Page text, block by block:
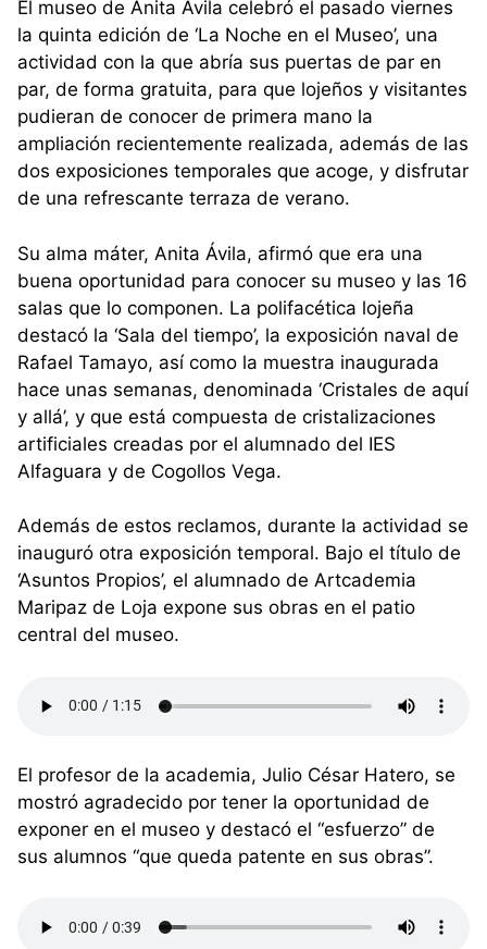
El museo de Anita Ávila celebró el pasado viernes
la quinta edición de ‘La Noche en el Museo’, una
actividad con la que abría sus puertas de par en
par, de forma gratuita, para que lojeños y visitantes
pudieran de conocer de primera mano la
ampliación recientemente realizada, además de las
dos exposiciones temporales que acoge, y disfrutar
de una refrescante terraza de verano.
Su alma máter, Anita Ávila, afirmó que era una
buena oportunidad para conocer su museo y las 16
salas que lo componen. La polifacética lojeña
destacó la ‘Sala del tiempo’, la exposición naval de
Rafael Tamayo, así como la muestra inaugurada
hace unas semanas, denominada ‘Cristales de aquí
y allá’, y que está compuesta de cristalizaciones
artificiales creadas por el alumnado del IES
Alfaguara y de Cogollos Vega.
Además de estos reclamos, durante la actividad se
inauguró otra exposición temporal. Bajo el título de
‘Asuntos Propios’, el alumnado de Artcademia
Maripaz de Loja expone sus obras en el patio
central del museo.
El profesor de la academia, Julio César Hatero, se
mostró agradecido por tener la oportunidad de
exponer en el museo y destacó el “esfuerzo” de
sus alumnos “que queda patente en sus obras”.